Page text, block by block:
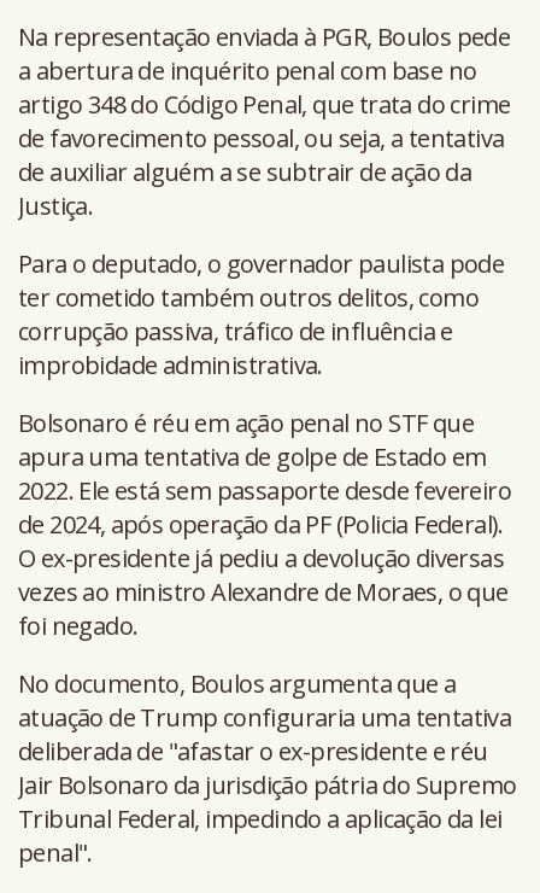
Na representação enviada à PGR, Boulos pede
a abertura de inquérito penal com base no
artigo 348 do Código Penal, que trata do crime
de favorecimento pessoal, ou seja, a tentativa
de auxiliar alguém a se subtrair de ação da
Justiça.
Para o deputado, o governador paulista pode
ter cometido também outros delitos, como
corrupção passiva, tráfico de influência e
improbidade administrativa.
Bolsonaro é réu em ação penal no STF que
apura uma tentativa de golpe de Estado em
2022. Ele está sem passaporte desde fevereiro
de 2024, após operação da PF (Policia Federal).
O ex-presidente já pediu a devolução diversas
vezes ao ministro Alexandre de Moraes, o que
foi negado.
No documento, Boulos argumenta que a
atuação de Trump configuraria uma tentativa
deliberada de "afastar o ex-presidente e réu
Jair Bolsonaro da jurisdição pátria do Supremo
Tribunal Federal, impedindo a aplicação da lei
penal".